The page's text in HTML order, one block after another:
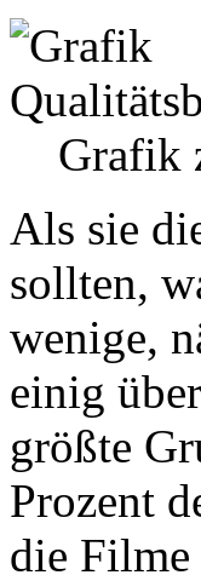
Grafik
Als sie
sollten,
wenige,
einig
größte
Prozent
die